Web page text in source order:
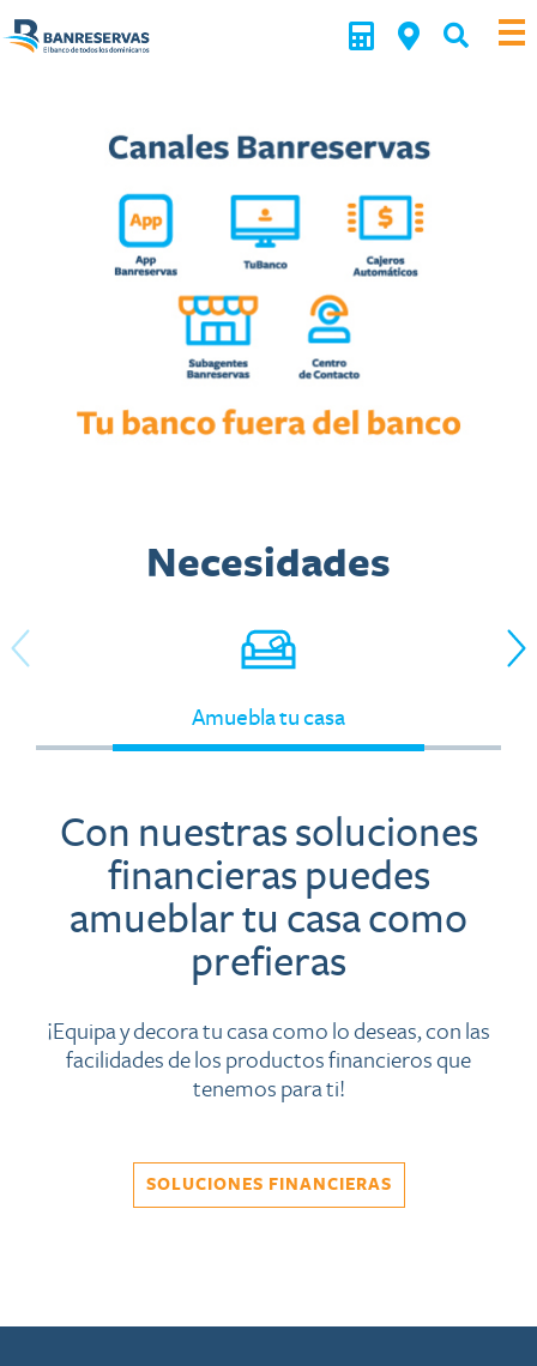
Necesidades
Amuebla tu casa
Con nuestras soluciones
financieras puedes
amueblar tu casa como
prefieras
¡Equipa y decora tu casa como lo deseas, con las
facilidades de los productos financieros que
tenemos para ti!
SOLUCIONES FINANCIERAS